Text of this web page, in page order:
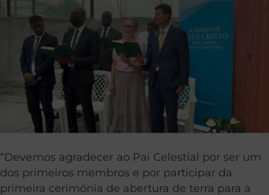
“Devemos agradecer ao Pai Celestial por ser um
dos primeiros membros e por participar da
primeira cerimónia de abertura de terra para a